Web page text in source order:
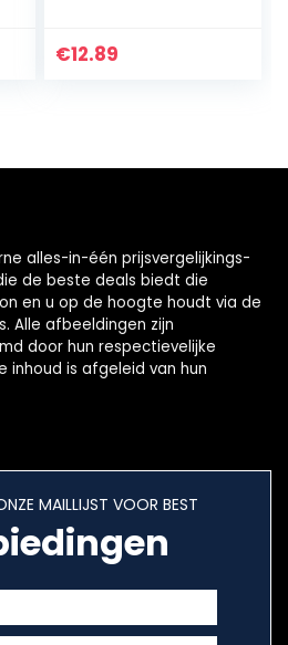
€12.89
alles-in-één prijsvergelijkings-
de beste deals biedt die
en u op de hoogte houdt via de
Alle afbeeldingen zijn
door hun respectievelijke
inhoud is afgeleid van hun
MAILLIJST VOOR BEST